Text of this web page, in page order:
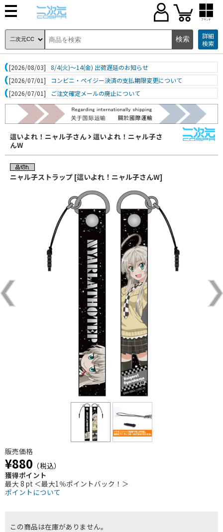
ブランド
詳細
検索
[2026/08/03]
8/4(火)～14(金) 出荷遅延のお知らせ
[2026/07/01]
コンビニ・ペイジー決済の支払期限変更について
[2026/07/01]
ご注文確定メールの廃止について
這いよれ！ニャル子さん
這いよれ！ニャル子さ
んW
ニャル子ストラップ [這いよれ！ニャル子さんW]
販売価格
¥880 （税込）
獲得ポイント
最大 8 pt ＜最大1％ポイントバック！＞
ポイントについて
この商品は在庫がありません。